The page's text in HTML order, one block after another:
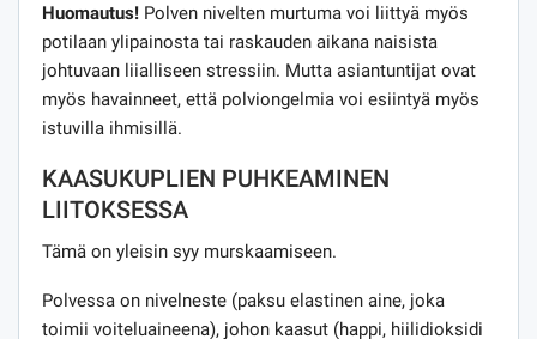
Huomautus! Polven nivelten murtuma voi liittyä myös
potilaan ylipainosta tai raskauden aikana naisista
johtuvaan liialliseen stressiin. Mutta asiantuntijat ovat
myös havainneet, että polviongelmia voi esiintyä myös
istuvilla ihmisillä.
KAASUKUPLIEN PUHKEAMINEN
LIITOKSESSA
Tämä on yleisin syy murskaamiseen.
Polvessa on nivelneste (paksu elastinen aine, joka
toimii voiteluaineena), johon kaasut (happi, hiilidioksidi